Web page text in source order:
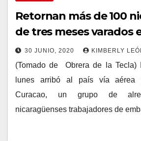
Retornan más de 100
de tres meses varados
30 JUNIO, 2020 KIMBERLY
(Tomado de Obrera de la Tecla)
lunes arribó al país vía aérea
Curacao, un grupo de
nicaragüenses trabajadores de